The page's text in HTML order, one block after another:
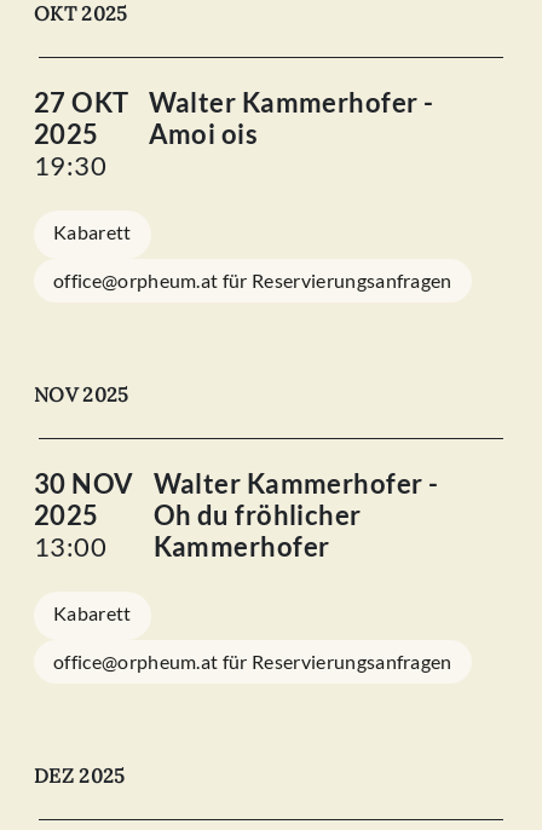
OKT 2025
27 OKT
2025
19:30
Walter Kammerhofer -
Amoi ois
Kabarett
office@orpheum.at für Reservierungsanfragen
NOV 2025
30 NOV
2025
13:00
Walter Kammerhofer -
Oh du fröhlicher
Kammerhofer
Kabarett
office@orpheum.at für Reservierungsanfragen
DEZ 2025